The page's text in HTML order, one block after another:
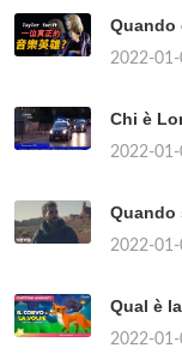
Quando
2022-
Chi è
2022-
Quando
2022-
Qual è
2022-